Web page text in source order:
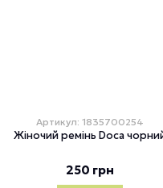
Артикул: 1835700254
Жіночий ремінь Doca
250 грн